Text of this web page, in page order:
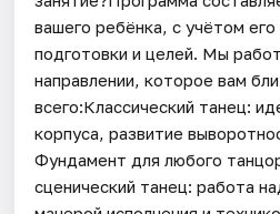
вашего ребёнка, с учётом
подготовки и целей. Мы
направлении, которое вам
всего:Классический танец:
корпуса, развитие
Фундамент для любого
сценический танец: работа